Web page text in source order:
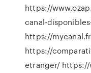
https://
canal-
https://
https://
etranger/